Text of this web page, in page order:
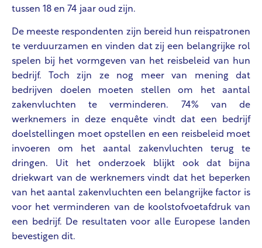
tussen 18 en 74 jaar oud zijn.
De meeste respondenten zijn bereid hun reispatronen
te verduurzamen en vinden dat zij een belangrijke rol
spelen bij het vormgeven van het reisbeleid van hun
bedrijf. Toch zijn ze nog meer van mening dat
bedrijven doelen moeten stellen om het aantal
zakenvluchten te verminderen. 74% van de
werknemers in deze enquête vindt dat een bedrijf
doelstellingen moet opstellen en een reisbeleid moet
invoeren om het aantal zakenvluchten terug te
dringen. Uit het onderzoek blijkt ook dat bijna
driekwart van de werknemers vindt dat het beperken
van het aantal zakenvluchten een belangrijke factor is
voor het verminderen van de koolstofvoetafdruk van
een bedrijf. De resultaten voor alle Europese landen
bevestigen dit.